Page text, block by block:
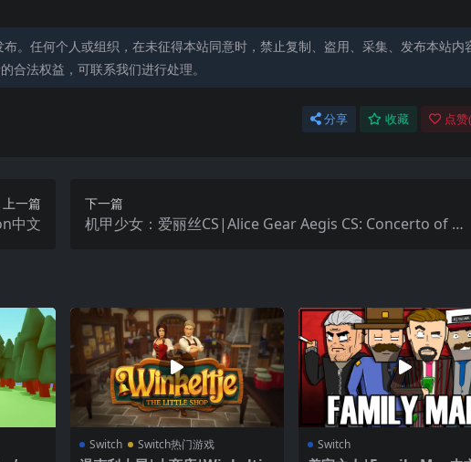
。任何个人或组织，在未征得本站同意时，禁止复制、盗用、采集、发布本站内
合法权益，可联系我们进行处理。
分享 收藏 点赞(
上一篇
中文
下一篇
机甲少女：爱丽丝CS|Alice Gear Aegis CS: Concerto of Si
Switch Switch热门游戏 Switch